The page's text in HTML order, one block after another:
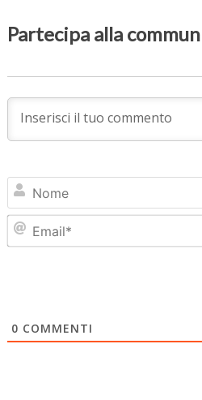
Partecipa alla
0 COMMENTI